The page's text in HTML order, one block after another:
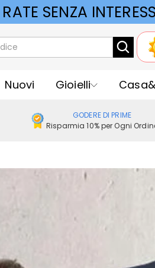
SENZA
Nuovi Gioielli
GODERE DI PRIME
Risparmia 10% per Ogni